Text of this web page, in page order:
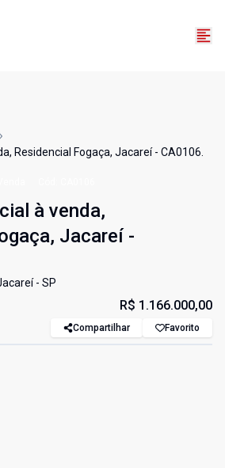
Residencial Fogaça, Jacareí - CA0106.
à venda,
Jacareí -
- SP
R$ 1.166.000,00
Compartilhar Favorito